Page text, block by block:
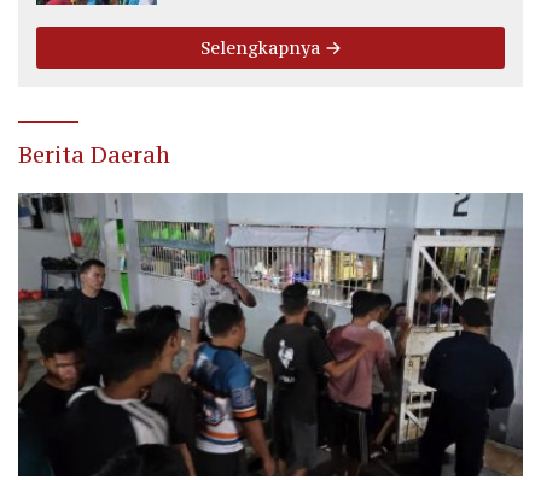
Selengkapnya
Berita Daerah